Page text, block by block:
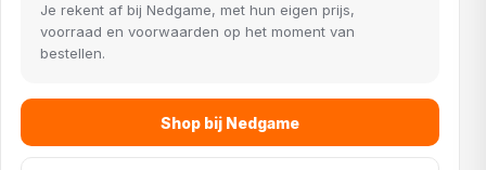
Je rekent af bij Nedgame, met hun eigen prijs,
voorraad en voorwaarden op het moment van
bestellen.
Shop bij Nedgame